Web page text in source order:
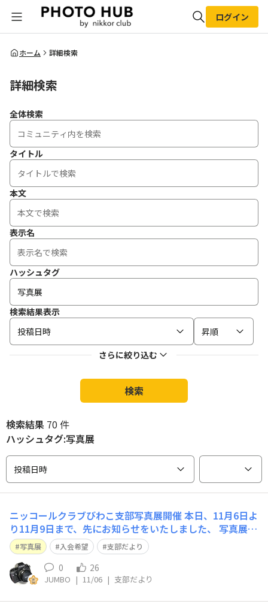
全体検索
ログイン
ホーム 詳細検索
詳細検索
全体検索
タイトル
本文
表示名
ハッシュタグ
検索結果表示
投稿日時
昇順
さらに絞り込む
検索
検索結果 70 件
ハッシュタグ:写真展
投稿日時
ニッコールクラブびわこ支部写真展開催 本日、11月6日よ
り11月9日まで、先にお知らせをいたしました、 写真展を
開催中です。滋賀県在中の方のみならず、皆様のご高覧を
賜りますようお願いいたします。また同時に、ニッコール
クラブびわこ支部へ入会も募集しております。よろしくお
願いいたします。
写真展 入会希望 支部だより
0 26
JUMBO | 11/06 | 支部だより